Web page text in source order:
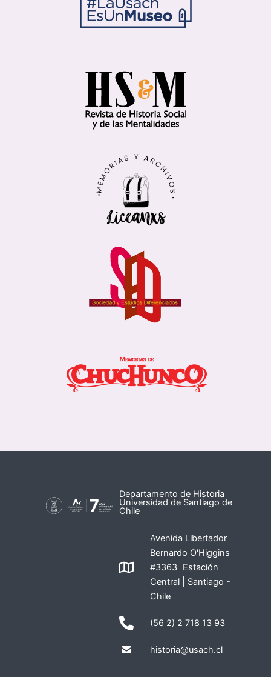
Departamento de Historia
Universidad de Santiago de
Chile
Avenida Libertador
Bernardo O'Higgins
#3363 Estación
Central | Santiago -
Chile
(56 2) 2 718 13 93
historia@usach.cl